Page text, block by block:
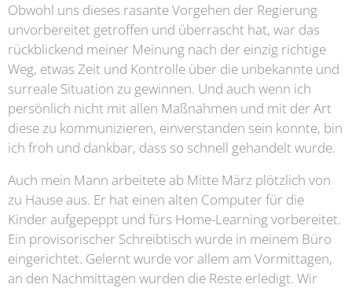
Obwohl uns dieses rasante Vorgehen der Regierung
unvorbereitet getroffen und überrascht hat, war das
rückblickend meiner Meinung nach der einzig richtige
Weg, etwas Zeit und Kontrolle über die unbekannte und
surreale Situation zu gewinnen. Und auch wenn ich
persönlich nicht mit allen Maßnahmen und mit der Art
diese zu kommunizieren, einverstanden sein konnte, bin
ich froh und dankbar, dass so schnell gehandelt wurde.
Auch mein Mann arbeitete ab Mitte März plötzlich von
zu Hause aus. Er hat einen alten Computer für die
Kinder aufgepeppt und fürs Home-Learning vorbereitet.
Ein provisorischer Schreibtisch wurde in meinem Büro
eingerichtet. Gelernt wurde vor allem am Vormittagen,
an den Nachmittagen wurden die Reste erledigt. Wir